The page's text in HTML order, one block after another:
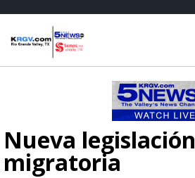
Nueva legislación
migratoria